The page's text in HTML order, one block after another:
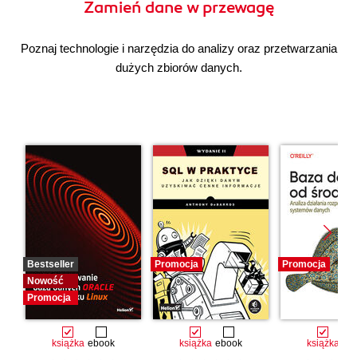
Zamień dane w przewagę
Poznaj technologie i narzędzia do analizy oraz przetwarzania
dużych zbiorów danych.
Bestseller
Nowość
Promocja
książka ebook
Promocja
książka ebook
Promocja
książka